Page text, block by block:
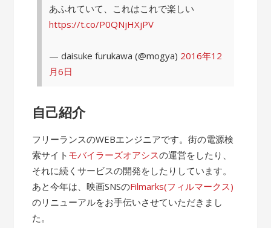
あふれていて、これはこれで楽しい
https://t.co/P0QNjHXjPV
— daisuke furukawa (@mogya) 2016年12
月6日
自己紹介
フリーランスのWEBエンジニアです。街の電源検
索サイト モバイラーズオアシスの運営をしたり、
それに続くサービスの開発をしたりしています。
あと今年は、映画SNSのFilmarks(フィルマークス)
のリニューアルをお手伝いさせていただきまし
た。